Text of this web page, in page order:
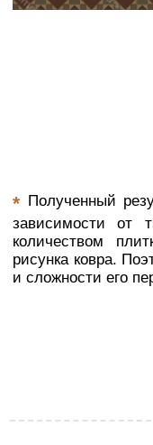
* Полученный
зависимости от
количеством
рисунка ковра.
и сложности его